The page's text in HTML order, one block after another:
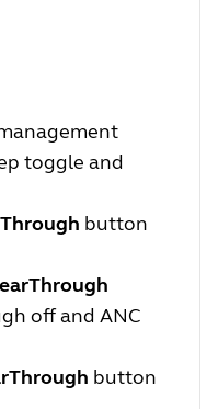
toggle and
button
off and ANC
button